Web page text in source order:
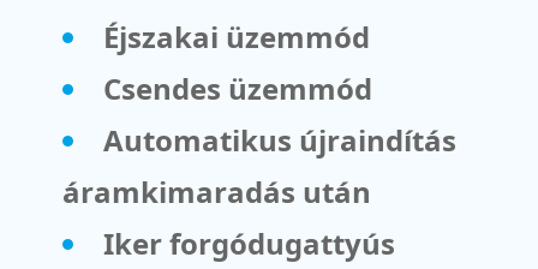
Éjszakai üzemmód
Csendes üzemmód
Automatikus újraindítás
áramkimaradás után
Iker forgódugattyús